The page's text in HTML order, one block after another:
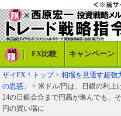
FX比較 キャンペーン
ザイFX！トップ> 相場を見通す超強
の思惑」
> 米ドル/円は、日銀の利上
24の日銀会合まで円高が進んでも、
円の買い場に